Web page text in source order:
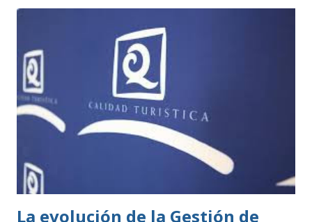
responsable y la documentación necesaria, que te indicarán
en la correspondiente sede electrónica. Para ambos casos,
todo el trámite se puede hacer online a través de las
diferentes sedes electrónicas de cada ayuntamiento. LISTA
DE ACTIVIDADES CLASIFICADAS A los efectos previstos
en el artículo 2.1.a) y 4 de la Ley 7/2011, de 5 de abril, de
actividades clasificadas y espectáculos públicos y otras
medidas administrativas complementa...
La evolución de la Gestión de